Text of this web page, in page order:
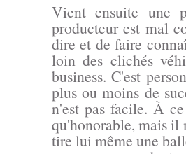
Vient ensuite une
producteur est mal
dire et de faire
loin des clichés
business. C'est
plus ou moins de
n'est pas facile. À
qu'honorable, mais il
tire lui même une